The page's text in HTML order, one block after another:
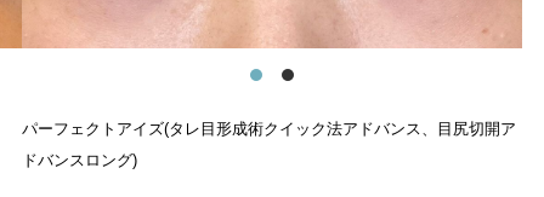
パーフェクトアイズ(タレ目形成術クイック法アドバンス、目尻切開ア
ドバンスロング)